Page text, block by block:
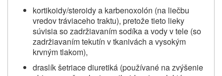
kortikoidy/steroidy a karbenoxolón (na liečbu
vredov tráviaceho traktu), pretože tieto lieky
súvisia so zadržiavaním sodíka a vody v tele (so
zadržiavaním tekutín v tkanivách a vysokým
krvným tlakom),
draslík šetriace diuretiká (používané na zvýšenie